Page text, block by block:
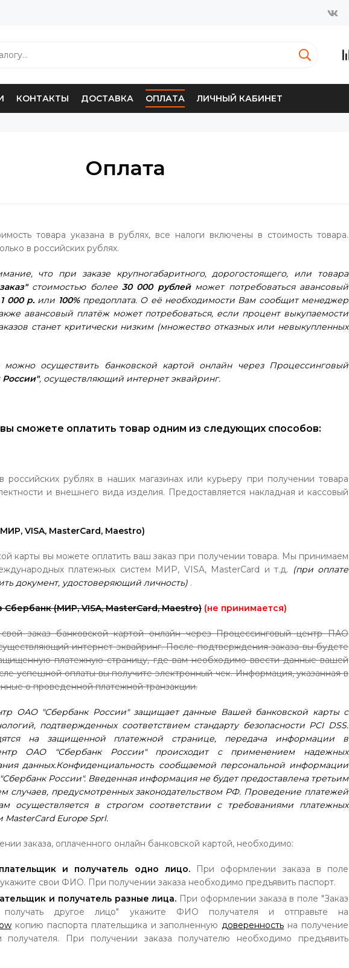
КОНТАКТЫ ДОСТАВКА ОПЛАТА ЛИЧНЫЙ КАБИНЕТ
Оплата
товара указана в рублях, все налоги включены в стоимость товара.
в российских рублях.
что при заказе крупногабаритного, дорогостоящего, или товара
стоимостью более30 000 рублейможет потребоваться авансовый
1 000 р.или 100%предоплата. О её необходимости Вам сообщит менеджер
авансовый платёж может потребоваться, если процент выкупаемости
станет критически низким (множество отказных или невыкупленных
можно осуществить банковской картой онлайн через Процессинговый
, осуществляющий интернет эквайринг.
сможете оплатить товар одним из следующих способов:
российских рублях в наших магазинах или курьеру при получении товара
и внешнего вида изделия. Предоставляется накладная и кассовый
VISA, MasterCard, Maestro)
карты вы можете оплатить ваш заказ при получении товара. Мы принимаем
платежных систем МИР, VISA, MasterCard и т.д.
(при оплате
документ, удостоверяющий личность) .
Сбербанк (МИР, VISA, MasterCard, Maestro) (не принимается)
заказ банковской картой онлайн через Процессинговый центр ПАО
интернет эквайринг. После подтверждения заказа вы будете
платежную страницу, где вам необходимо ввести данные вашей
успешной оплаты вы получите электронный чек. Информация, указанная в
о проведенной платежной транзакции.
ОАО "Сбербанк России" защищает данные Вашей банковской карты с
подтвержденных соответствием стандарту безопасности PCI DSS.
на защищенной платежной странице, передача информации в
ОАО "Сбербанк России" происходит с применением надежных
данных.Конфиденциальность сообщаемой персональной информации
России". Введенная информация не будет предоставлена третьим
случаев, предусмотренных законодательством РФ. Проведение платежей
осуществляется в строгом соответствии с требованиями платежных
Europe Sprl.
заказа, оплаченного онлайн банковской картой, необходимо:
и получатель одно лицо.При оформлении заказа в поле
свои ФИО. При получении заказа необходимо предъявить паспорт.
и получатель разные лица. При оформлении заказа в поле "Заказ
другое лицо" укажите ФИО получателя и отправьте на
копию паспорта плательщика и заполненную доверенность на получение
При получении заказа получателю необходимо предъявить